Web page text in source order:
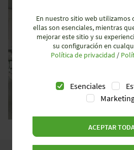
En nuestro sitio web utilizamos
ellas son esenciales, mientras
mejorar este sitio y su
su configuración en
Política de privacidad /
Esenciales
ACEPTAR